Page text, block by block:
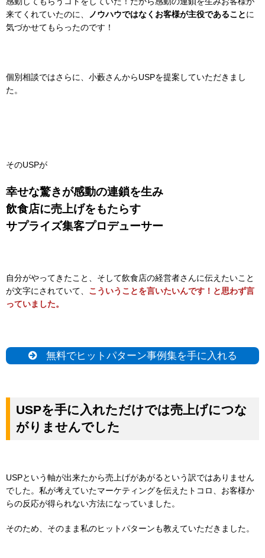
来てくれていたのに、
ノウハウではなくお客様が主役であることに
気づかせてもらったのです！
個別相談ではさらに、小藪さんからUSPを提案していただきまし
た。
そのUSPが
幸せな驚きが感動の連鎖を生み
飲食店に売上げをもたらす
サプライズ集客プロデューサー
自分がやってきたこと、そして飲食店の経営者さんに伝えたいこと
が文字にされていて、 こういうことを言いたいんです！と思わず言
っていました。
無料でヒットパターン事例集を手に入れる
USPを手に入れただけでは売上げにつな
がりませんでした
USPという軸が出来たから売上げがあがるという訳ではありません
でした。私が考えていたマーケティングを伝えたトコロ、 お客様か
らの反応が得られない方法になっていました。
そのため、そのまま私のヒットパターンも教えていただきました。